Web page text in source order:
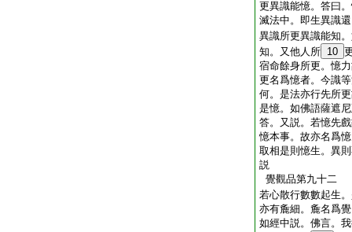
更異識能憶。答曰
滅法中。即生異識
異識所更異識能知
知。又他人所 10
宿命餘身所更。憶
更名爲憶者。今識
何。是法亦行先所
是憶。如佛語薩遮
答。又説。若憶先
憶本事。故亦名爲
取相是則憶生。異
説
覺觀品第九十二
若心散行數數起生
亦有麁細。麁名爲
如經中説。佛言。